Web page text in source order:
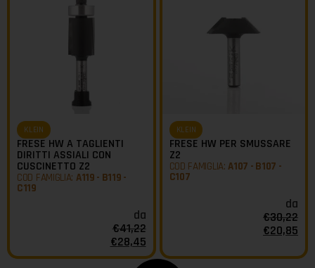
KLEIN
FRESE HW A TAGLIENTI
DIRITTI ASSIALI CON
CUSCINETTO Z2
COD FAMIGLIA: A119 - B119 -
C119
da
€41,22
€28,45
KLEIN
FRESE HW PER SMUSSARE
Z2
COD FAMIGLIA:A107 - B107 -
C107
da
€30,22
€20,85